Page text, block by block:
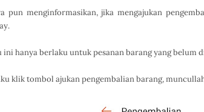
pun menginformasikan, jika mengajukan
ini hanya berlaku untuk pesanan barang yang belum
klik tombol ajukan pengembalian barang,